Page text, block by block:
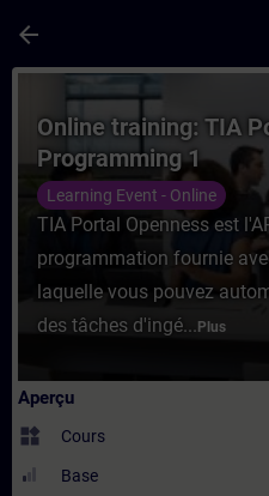
arrow_back
Cours - Online
Online training: TIA
Programming 1
Learning Event - Online
TIA Portal Openness est
programmation fournie
laquelle vous pouvez
des tâches d'ingé... Plus
Aperçu
widgets Cours
Base